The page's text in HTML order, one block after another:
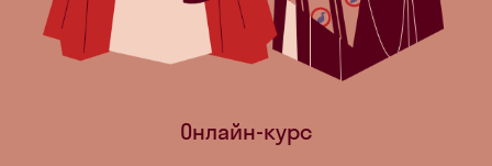
Онлайн-курс